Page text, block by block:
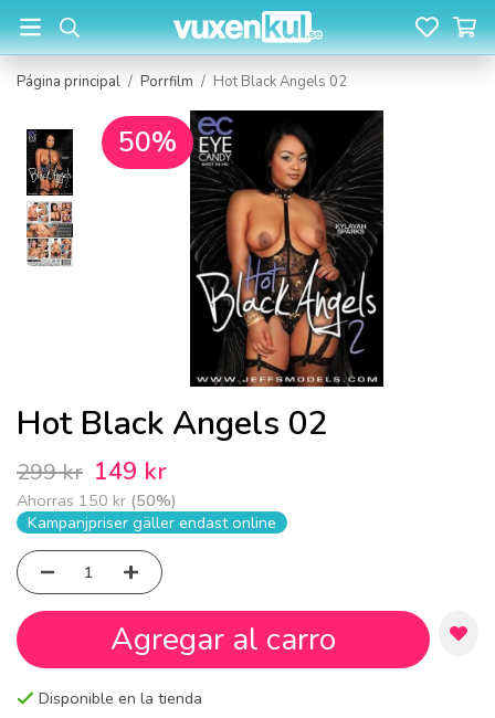
Página principal / Porrfilm / Hot Black Angels 02
50%
Hot Black Angels 02
299 kr 149 kr
Ahorras 150 kr (50%)
Kampanjpriser gäller endast online
Agregar al carro
Disponible en la tienda